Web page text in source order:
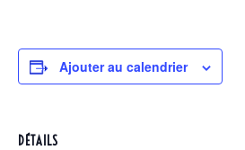
Ajouter au calendrier
DÉTAILS